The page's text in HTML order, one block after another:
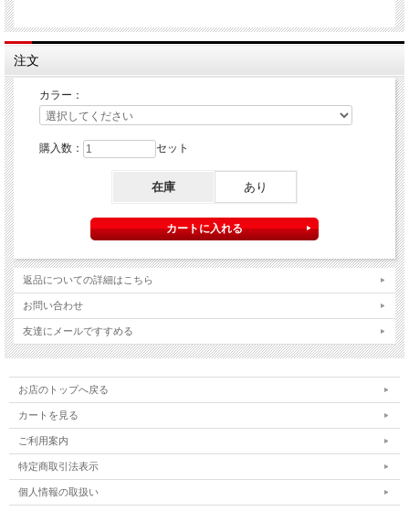
注文
カラー：
購入数： セット
在庫 あり
返品についての詳細はこちら
お問い合わせ
友達にメールですすめる
お店のトップへ戻る
カートを見る
ご利用案内
特定商取引法表示
個人情報の取扱い